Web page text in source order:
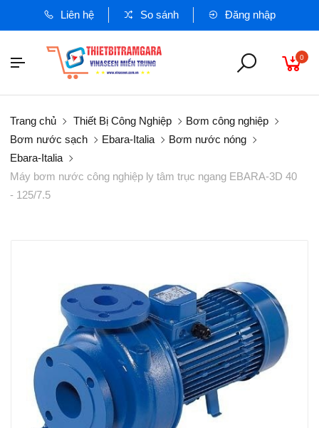
Liên hệ So sánh Đăng nhập
0
Trang chủ Thiết Bị Công Nghiệp
Bơm công nghiệp
Bơm nước sạch
Ebara-Italia
Bơm nước nóng
Ebara-Italia
Máy bơm nước công nghiệp ly tâm trục ngang EBARA-3D 40
- 125/7.5